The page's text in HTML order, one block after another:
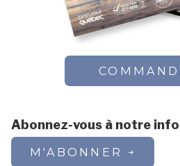
Abonnez-vous à notre
M'ABONNER